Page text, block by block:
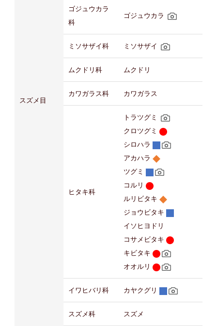
スズメ目
ゴジュウカラ
科
ゴジュウカラ
ミソサザイ科 ミソサザイ
ムクドリ科 ムクドリ
カワガラス科 カワガラス
ヒタキ科
トラツグミ
クロツグミ
シロハラ
アカハラ
ツグミ
コルリ
ルリビタキ
ジョウビタキ
イソヒヨドリ
コサメビタキ
キビタキ
オオルリ
イワヒバリ科 カヤクグリ
スズメ科 スズメ